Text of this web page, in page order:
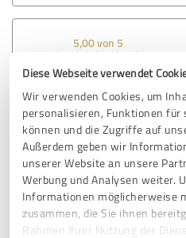
Diese Webseite verwendet
Wir verwenden Cookies, um
personalisieren, Funktionen für
können und die Zugriffe auf
Außerdem geben wir
unserer Website an unsere
Werbung und Analysen weiter.
Informationen möglicherweise
zusammen, die Sie ihnen
Rahmen Ihrer Nutzung der
5,00 von 5
SEHR GUT
Für mich sind Gespräche mit
heilsam. Die Ruhe, die sie
auf mich über und gibt mir
langjährigen Erfahrungen
einen Impuls, der mir
Situation. Durch ihre
Körper-Geist und Seele in